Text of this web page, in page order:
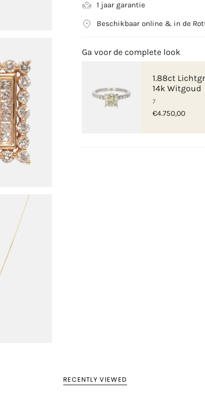
1 jaar garantie
Beschikbaar online & in de
Ga voor de complete look
1.88ct
14k Witgoud
7
€4.750,00
RECENTLY VIEWED